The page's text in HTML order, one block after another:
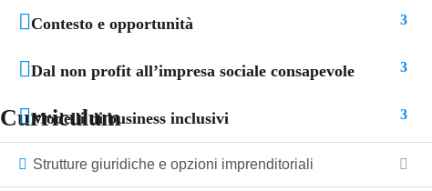
Contesto e opportunità 3
Dal non profit all’impresa sociale consapevole 3
Modelli di business inclusivi 3
Strutture giuridiche e opzioni imprenditoriali
Curriculum